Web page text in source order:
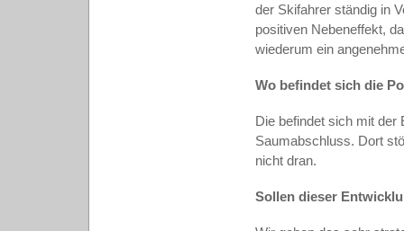
der Skifahrer ständig in
positiven Nebeneffekt,
wiederum ein
Wo befindet sich die
Die befindet sich mit der
Saumabschluss. Dort
nicht dran.
Sollen dieser